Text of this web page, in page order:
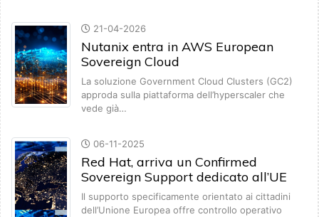
21-04-2026
Nutanix entra in AWS European
Sovereign Cloud
La soluzione Government Cloud Clusters (GC2)
approda sulla piattaforma dell’hyperscaler che
vede già…
06-11-2025
Red Hat, arriva un Confirmed
Sovereign Support dedicato all’UE
Il supporto specificamente orientato ai cittadini
dell’Unione Europea offre controllo operativo